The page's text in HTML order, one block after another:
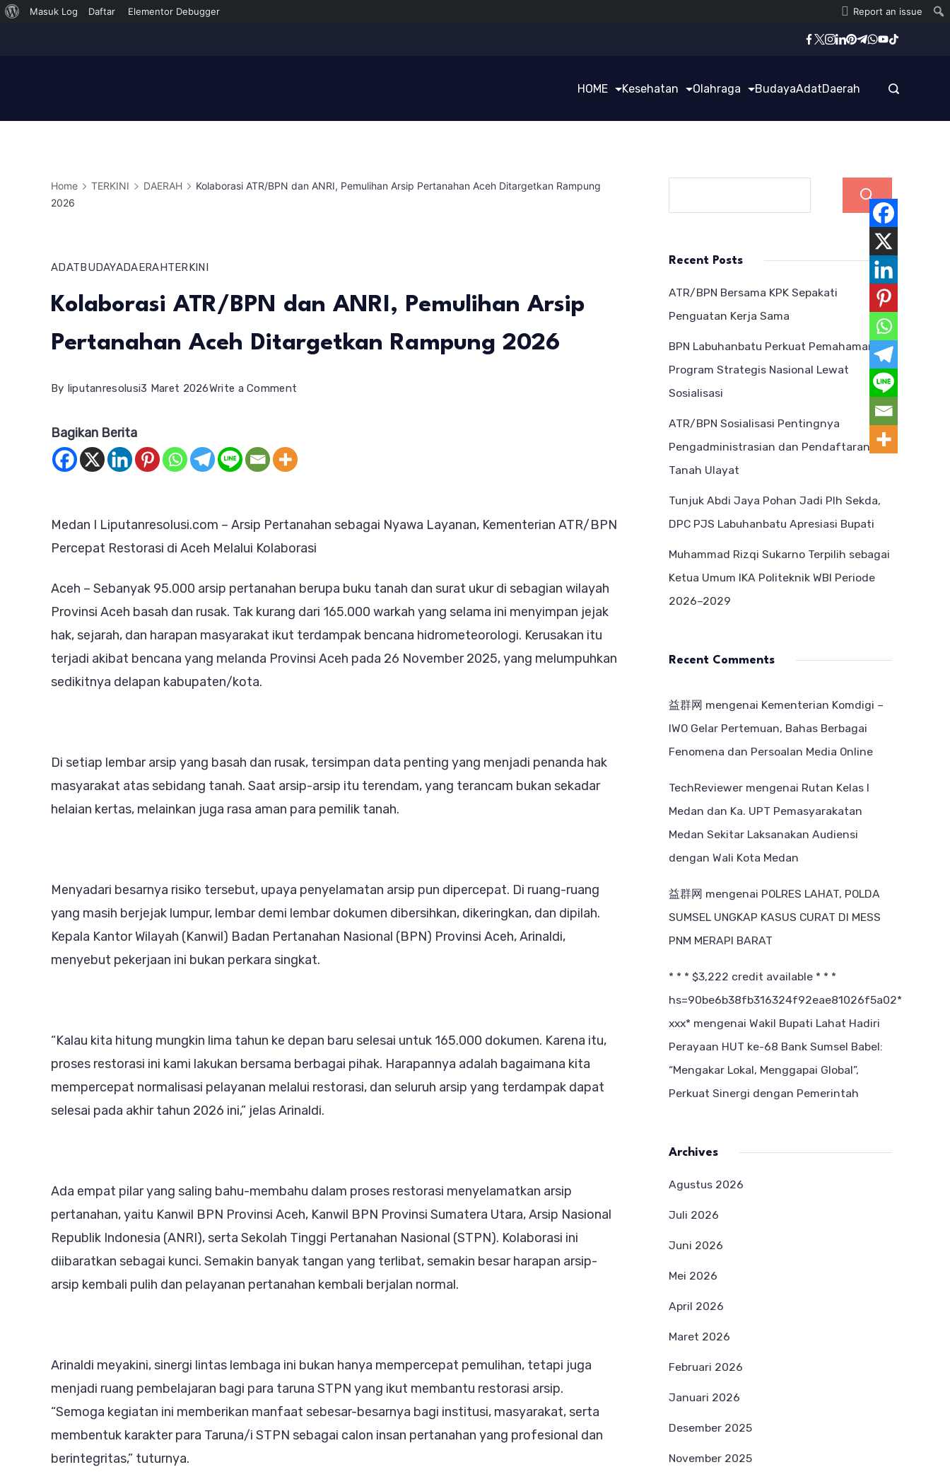
Tentang
Masuk Log Daftar Elementor Debugger Report an issue
HOME Kesehatan Olahraga BudayaAdatDaerah
Home TERKINI DAERAH
Kolaborasi ATR/BPN dan ANRI, Pemulihan Arsip Pertanahan Aceh Ditargetkan Rampung
2026
ADATBUDAYADAERAHTERKINI
Kolaborasi ATR/BPN dan ANRI, Pemulihan Arsip
Pertanahan Aceh Ditargetkan Rampung 2026
By liputanresolusi3 Maret 2026Write a Comment
dan
Arsip
Pertanahan
Ditargetkan
Bagikan Berita
Medan I Liputanresolusi.com – Arsip Pertanahan sebagai Nyawa Layanan, Kementerian ATR/BPN
Percepat Restorasi di Aceh Melalui Kolaborasi
Aceh – Sebanyak 95.000 arsip pertanahan berupa buku tanah dan surat ukur di sebagian wilayah
Provinsi Aceh basah dan rusak. Tak kurang dari 165.000 warkah yang selama ini menyimpan jejak
hak, sejarah, dan harapan masyarakat ikut terdampak bencana hidrometeorologi. Kerusakan itu
terjadi akibat bencana yang melanda Provinsi Aceh pada 26 November 2025, yang melumpuhkan
sedikitnya delapan kabupaten/kota.
Di setiap lembar arsip yang basah dan rusak, tersimpan data penting yang menjadi penanda hak
masyarakat atas sebidang tanah. Saat arsip-arsip itu terendam, yang terancam bukan sekadar
helaian kertas, melainkan juga rasa aman para pemilik tanah.
Menyadari besarnya risiko tersebut, upaya penyelamatan arsip pun dipercepat. Di ruang-ruang
yang masih berjejak lumpur, lembar demi lembar dokumen dibersihkan, dikeringkan, dan dipilah.
Kepala Kantor Wilayah (Kanwil) Badan Pertanahan Nasional (BPN) Provinsi Aceh, Arinaldi,
menyebut pekerjaan ini bukan perkara singkat.
“Kalau kita hitung mungkin lima tahun ke depan baru selesai untuk 165.000 dokumen. Karena itu,
proses restorasi ini kami lakukan bersama berbagai pihak. Harapannya adalah bagaimana kita
mempercepat normalisasi pelayanan melalui restorasi, dan seluruh arsip yang terdampak dapat
selesai pada akhir tahun 2026 ini,” jelas Arinaldi.
Ada empat pilar yang saling bahu-membahu dalam proses restorasi menyelamatkan arsip
pertanahan, yaitu Kanwil BPN Provinsi Aceh, Kanwil BPN Provinsi Sumatera Utara, Arsip Nasional
Republik Indonesia (ANRI), serta Sekolah Tinggi Pertanahan Nasional (STPN). Kolaborasi ini
diibaratkan sebagai kunci. Semakin banyak tangan yang terlibat, semakin besar harapan arsip-
arsip kembali pulih dan pelayanan pertanahan kembali berjalan normal.
Arinaldi meyakini, sinergi lintas lembaga ini bukan hanya mempercepat pemulihan, tetapi juga
menjadi ruang pembelajaran bagi para taruna STPN yang ikut membantu restorasi arsip.
“Semoga kegiatan ini memberikan manfaat sebesar-besarnya bagi institusi, masyarakat, serta
membentuk karakter para Taruna/i STPN sebagai calon insan pertanahan yang profesional dan
berintegritas,” tuturnya.
Recent Posts
ATR/BPN Bersama KPK Sepakati
Penguatan Kerja Sama
BPN Labuhanbatu Perkuat Pemahaman
Program Strategis Nasional Lewat
Sosialisasi
ATR/BPN Sosialisasi Pentingnya
Pengadministrasian dan Pendaftaran
Tanah Ulayat
Tunjuk Abdi Jaya Pohan Jadi Plh Sekda,
DPC PJS Labuhanbatu Apresiasi Bupati
Muhammad Rizqi Sukarno Terpilih sebagai
Ketua Umum IKA Politeknik WBI Periode
2026–2029
Recent Comments
益群网 mengenai Kementerian Komdigi –
IWO Gelar Pertemuan, Bahas Berbagai
Fenomena dan Persoalan Media Online
TechReviewer mengenai Rutan Kelas I
Medan dan Ka. UPT Pemasyarakatan
Medan Sekitar Laksanakan Audiensi
dengan Wali Kota Medan
益群网 mengenai POLRES LAHAT, POLDA
SUMSEL UNGKAP KASUS CURAT DI MESS
PNM MERAPI BARAT
* * * $3,222 credit available * * *
hs=90be6b38fb316324f92eae81026f5a02*
ххх* mengenai Wakil Bupati Lahat Hadiri
Perayaan HUT ke-68 Bank Sumsel Babel:
“Mengakar Lokal, Menggapai Global”,
Perkuat Sinergi dengan Pemerintah
Archives
Agustus 2026
Juli 2026
Juni 2026
Mei 2026
April 2026
Maret 2026
Februari 2026
Januari 2026
Desember 2025
November 2025